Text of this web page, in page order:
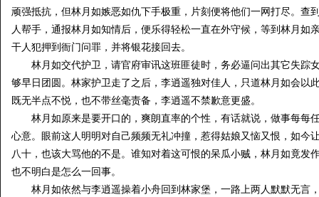
顽强抵抗，但林月如嫉恶如仇下手极重，片刻便将他们一网打尽。查
人帮手，通报林月如知情后，便乐得轻松一直在外守候，等到林月如
干人犯押到衙门问罪，并将银花接回去。
林月如交代护卫，请官府审讯这班匪徒时，务必逼问出其它失踪
够早日团圆。林家护卫走了之后，李逍遥独对佳人，只道林月如会以
既无半点不悦，也不带丝毫责备，李逍遥不禁歉意更盛。
林月如原来是要开口的，爽朗直率的个性，有话就说，做事每每
心意。眼前这人明明对自己频频无礼冲撞，惹得姑娘又恼又恨，如今
八十，也该大骂他的不是。谁知对着这可恨的呆瓜小贼，林月如竟发
也不明白是怎么一回事。
林月如依然与李逍遥操着小舟回到林家堡，一路上两人默默无言